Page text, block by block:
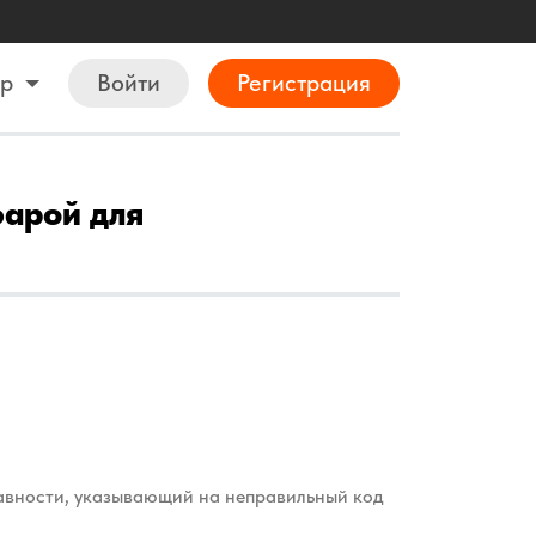
Войти Регистрация
для
указывающий на неправильный код